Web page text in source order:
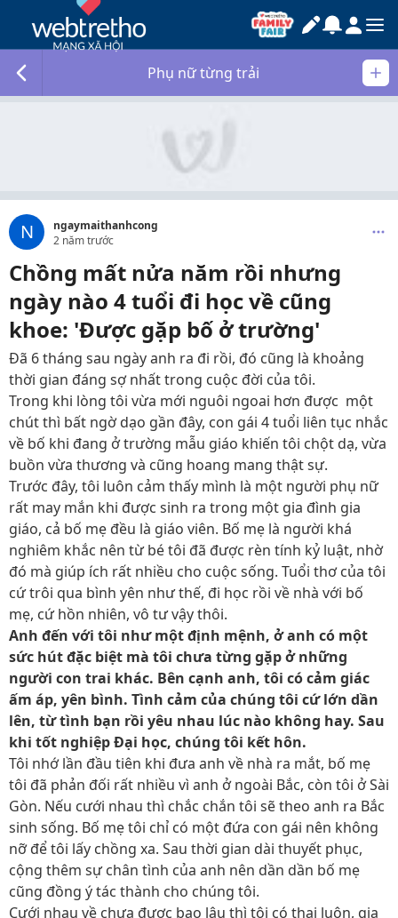
Phụ nữ từng trải
N
ngaymaithanhcong
2 năm trước
Chồng mất nửa năm rồi nhưng
ngày nào 4 tuổi đi học về cũng
khoe: 'Được gặp bố ở trường'
Đã 6 tháng sau ngày anh ra đi rồi, đó cũng là khoảng
thời gian đáng sợ nhất trong cuộc đời của tôi.
Trong khi lòng tôi vừa mới nguôi ngoai hơn được một
chút thì bất ngờ dạo gần đây, con gái 4 tuổi liên tục nhắc
về bố khi đang ở trường mẫu giáo khiến tôi chột dạ, vừa
buồn vừa thương và cũng hoang mang thật sự.
Trước đây, tôi luôn cảm thấy mình là một người phụ nữ
rất may mắn khi được sinh ra trong một gia đình gia
giáo, cả bố mẹ đều là giáo viên. Bố mẹ là người khá
nghiêm khắc nên từ bé tôi đã được rèn tính kỷ luật, nhờ
đó mà giúp ích rất nhiều cho cuộc sống. Tuổi thơ của tôi
cứ trôi qua bình yên như thế, đi học rồi về nhà với bố
mẹ, cứ hồn nhiên, vô tư vậy thôi.
Anh đến với tôi như một định mệnh, ở anh có một
sức hút đặc biệt mà tôi chưa từng gặp ở những
người con trai khác. Bên cạnh anh, tôi có cảm giác
ấm áp, yên bình. Tình cảm của chúng tôi cứ lớn dần
lên, từ tình bạn rồi yêu nhau lúc nào không hay. Sau
khi tốt nghiệp Đại học, chúng tôi kết hôn.
Tôi nhớ lần đầu tiên khi đưa anh về nhà ra mắt, bố mẹ
tôi đã phản đối rất nhiều vì anh ở ngoài Bắc, còn tôi ở Sài
Gòn. Nếu cưới nhau thì chắc chắn tôi sẽ theo anh ra Bắc
sinh sống. Bố mẹ tôi chỉ có một đứa con gái nên không
nỡ để tôi lấy chồng xa. Sau thời gian dài thuyết phục,
cộng thêm sự chân tình của anh nên dần dần bố mẹ
cũng đồng ý tác thành cho chúng tôi.
Cưới nhau về chưa được bao lâu thì tôi có thai luôn, gia